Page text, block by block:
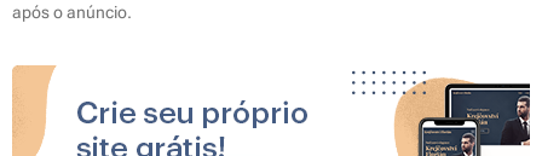
após o anúncio.